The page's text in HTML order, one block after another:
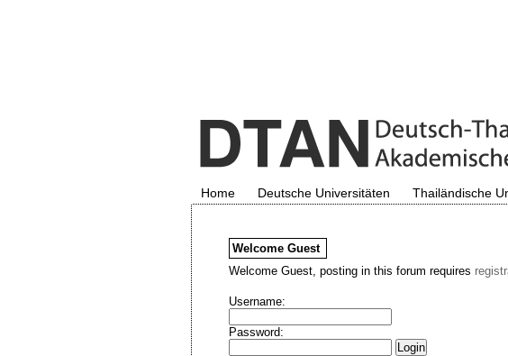
Home Deutsche Universitäten Thailändische
Welcome Guest
Welcome Guest, posting in this forum requires
Username:
Password: